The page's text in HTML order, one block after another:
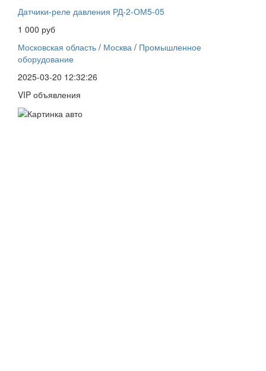
Датчики-реле давления РД-2-ОМ5-05
1 000 руб
Московская область / Москва / Промышленное
оборудование
2025-03-20 12:32:26
VIP объявления